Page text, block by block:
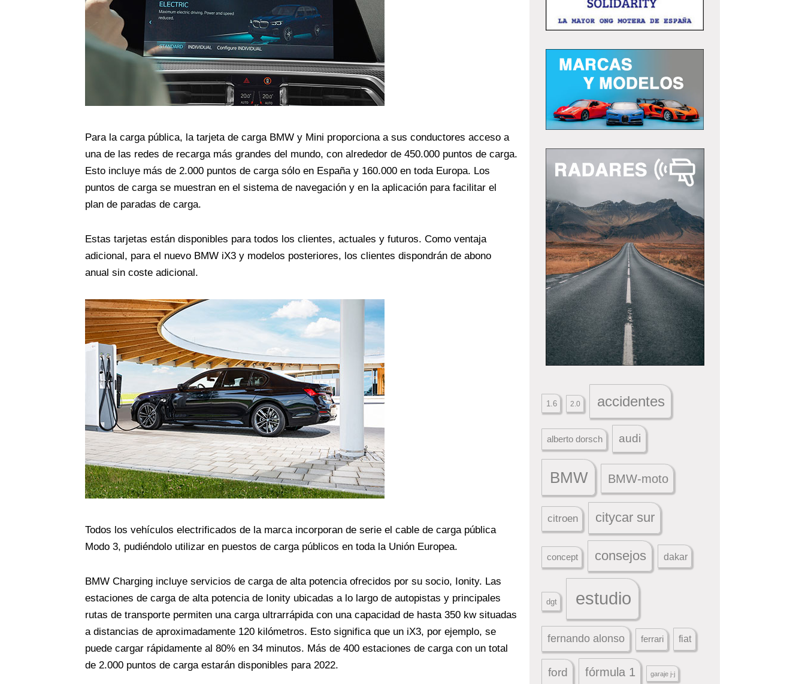
Para la carga pública, la tarjeta de carga BMW y Mini proporciona a sus conductores acceso a
una de las redes de recarga más grandes del mundo, con alrededor de 450.000 puntos de carga.
Esto incluye más de 2.000 puntos de carga sólo en España y 160.000 en toda Europa. Los
puntos de carga se muestran en el sistema de navegación y en la aplicación para facilitar el
plan de paradas de carga.
Estas tarjetas están disponibles para todos los clientes, actuales y futuros. Como ventaja
adicional, para el nuevo BMW iX3 y modelos posteriores, los clientes dispondrán de abono
anual sin coste adicional.
Todos los vehículos electrificados de la marca incorporan de serie el cable de carga pública
Modo 3, pudiéndolo utilizar en puestos de carga públicos en toda la Unión Europea.
BMW Charging incluye servicios de carga de alta potencia ofrecidos por su socio, Ionity. Las
estaciones de carga de alta potencia de Ionity ubicadas a lo largo de autopistas y principales
rutas de transporte permiten una carga ultrarrápida con una capacidad de hasta 350 kw situadas
a distancias de aproximadamente 120 kilómetros. Esto significa que un iX3, por ejemplo, se
puede cargar rápidamente al 80% en 34 minutos. Más de 400 estaciones de carga con un total
de 2.000 puntos de carga estarán disponibles para 2022.
1.6 2.0 accidentes
alberto dorsch audi
BMW BMW-moto
citroen citycar sur
concept consejos dakar
dgt estudio
fernando alonso ferrari fiat
ford fórmula 1 garaje j-j